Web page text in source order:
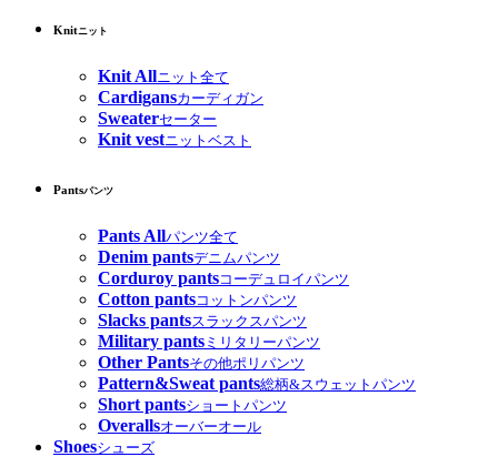
Knitニット
Knit Allニット全て
Cardigansカーディガン
Sweaterセーター
Knit vestニットベスト
Pantsパンツ
Pants Allパンツ全て
Denim pantsデニムパンツ
Corduroy pantsコーデュロイパンツ
Cotton pantsコットンパンツ
Slacks pantsスラックスパンツ
Military pants ミリタリーパンツ
Other Pantsその他ポリパンツ
Pattern&Sweat pants総柄&スウェットパンツ
Short pantsショートパンツ
Overallsオーバーオール
Shoesシューズ